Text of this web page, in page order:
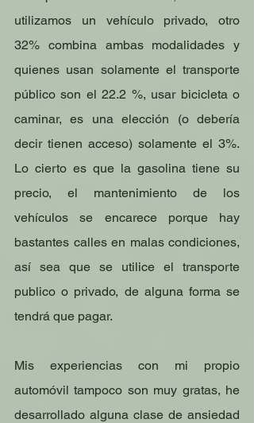
utilizamos un vehículo privado, otro
32% combina ambas modalidades y
quienes usan solamente el transporte
público son el 22.2 %, usar bicicleta o
caminar, es una elección (o debería
decir tienen acceso) solamente el 3%.
Lo cierto es que la gasolina tiene su
precio, el mantenimiento de los
vehículos se encarece porque hay
bastantes calles en malas condiciones,
así sea que se utilice el transporte
publico o privado, de alguna forma se
tendrá que pagar.
Mis experiencias con mi propio
automóvil tampoco son muy gratas, he
desarrollado alguna clase de ansiedad